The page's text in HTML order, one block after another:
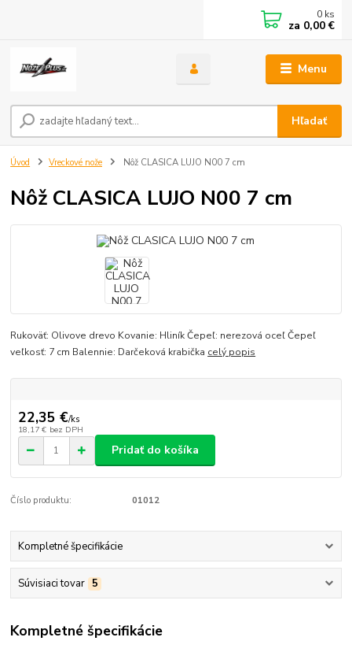
Menu
Hľadať
0 ks
za 0,00 €
Úvod Vreckové nože Nôž CLASICA LUJO N00 7 cm
Nôž CLASICA LUJO N00 7 cm
Rukoväť: Olivove drevo Kovanie: Hliník Čepeľ: nerezová oceľ Čepeľ
veľkosť: 7 cm Balennie: Darčeková krabička celý popis
22,35 €/ks
18,17 € bez DPH
Pridať do košíka
Číslo produktu: 01012
Kompletné špecifikácie
Súvisiaci tovar 5
Kompletné špecifikácie